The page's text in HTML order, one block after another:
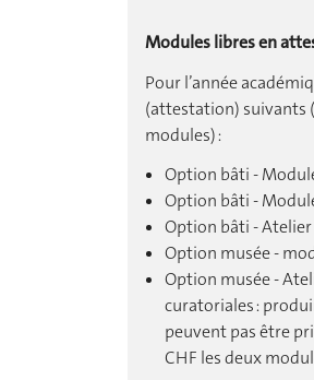
Modules libres en
Pour l’année
(attestation) suivants
modules) :
Option bâti -
Option bâti -
Option bâti -
Option musée -
Option musée -
curatoriales :
peuvent pas être
CHF les deux